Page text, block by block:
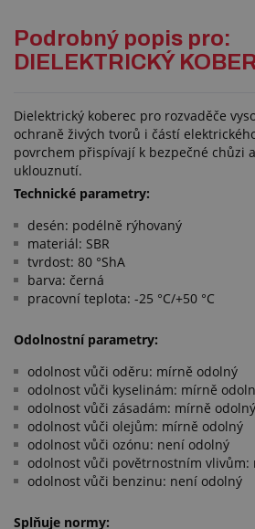
Podrobný popis pro:
DIELEKTRICKÝ
Dielektrický koberec pro rozvaděče
ochraně živých tvorů i částí
povrchem přispívají k bezpečné chůzi
uklouznutí.
Technické parametry:
desén: podélně rýhovaný
materiál: SBR
tvrdost: 80 °ShA
barva: černá
pracovní teplota: -25 °C/+50 °C
Odolnostní parametry:
odolnost vůči oděru: mírně odolný
odolnost vůči kyselinám: mírně
odolnost vůči zásadám: mírně odolný
odolnost vůči olejům: mírně odolný
odolnost vůči ozónu: není odolný
odolnost vůči povětrnostním vlivům:
odolnost vůči benzinu: není odolný
Splňuje normy: